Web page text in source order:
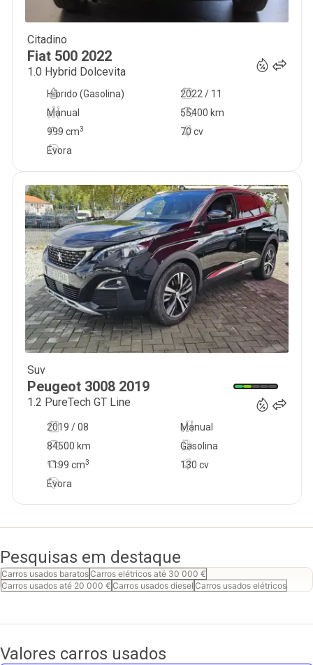
Citadino
Fiat 500 2022
1.0 Hybrid Dolcevita
2022 / 11
Manual
55400 km
70 cv
Híbrido (Gasolina)
999 cm3
Évora
Suv
Peugeot 3008 2019
1.2 PureTech GT Line
2019 / 08
Manual
84500 km
130 cv
Gasolina
1199 cm3
Évora
Pesquisas em destaque
Carros usados baratosCarros elétricos até 30 000 €
Carros usados até 20 000 € Carros usados diesel Carros usados elétricos
Valores carros usados